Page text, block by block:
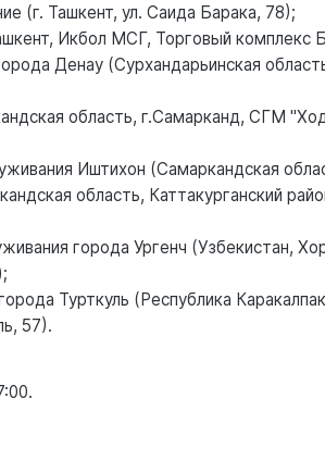
(г. Ташкент, ул. Саида Барака, 78);
Икбол МСГ, Торговый комплекс
Денау (Сурхандарьинская
область, г.Самарканд, СГМ
Иштихон (Самаркандская
область, Каттакурганский
города Ургенч (Узбекистан,
Турткуль (Республика
57).